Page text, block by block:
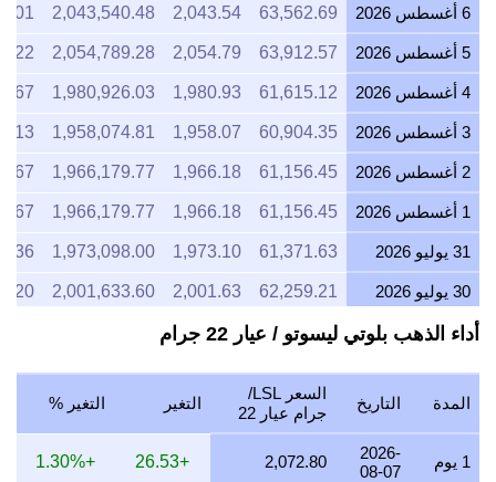
6 أغسطس 2026 63,562.69
2,043.54
2,043,540.48
5 أغسطس 2026 63,912.57
2,054.79
2,054,789.28
4 أغسطس 2026 61,615.12
1,980.93
1,980,926.03
3 أغسطس 2026 60,904.35
1,958.07
1,958,074.81
2 أغسطس 2026 61,156.45
1,966.18
1,966,179.77
1 أغسطس 2026 61,156.45
1,966.18
1,966,179.77
31 يوليو 2026 61,371.63
1,973.10
1,973,098.00
30 يوليو 2026 62,259.21
2,001.63
2,001,633.60
29 يوليو 2026 62,006.15
1,993.50
28 يوليو 2026 62,061.82
1,995.29
1,995,287.57
27 يوليو 2026 62,923.59
2,022.99
2,022,993.48
2,012.87
2,012,866.01
أداء الذهب بلوتي ليسوتو / عيار 22 جرام
المدة التاريخ
السعر LSL/
جرام عيار 22
التغير التغير %
1 يوم
2026-
08-07
2,072.80
+26.53
+1.30%